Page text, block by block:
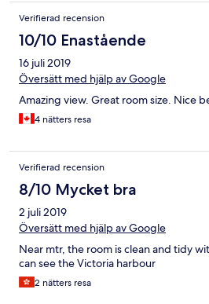
Verifierad recension
10/10 Enastående
16 juli 2019
Översätt med hjälp av Google
Amazing view. Great room size. Nice
4 nätters resa
Verifierad recension
8/10 Mycket bra
2 juli 2019
Översätt med hjälp av Google
Near mtr, the room is clean and tidy
can see the Victoria harbour
2 nätters resa